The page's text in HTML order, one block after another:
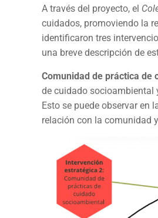
A través del proyecto, el
cuidados, promoviendo la
identificaron tres
una breve descripción de
Comunidad de práctica de
de cuidado socioambiental
Esto se puede observar en
relación con la comunidad